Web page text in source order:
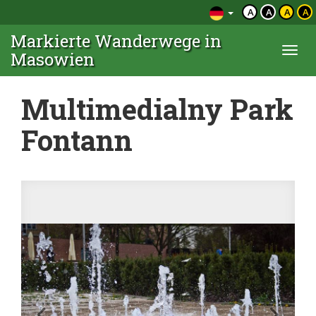
A A A A
Markierte Wanderwege in
Masowien
Multimedialny Park
Fontann